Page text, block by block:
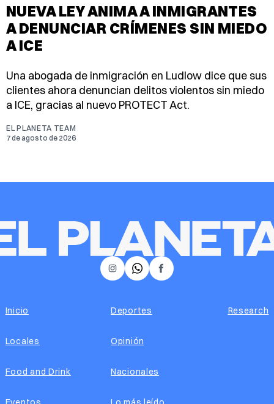
NUEVA LEY ANIMA A INMIGRANTES
A DENUNCIAR CRÍMENES SIN MIEDO
A ICE
Una abogada de inmigración en Ludlow dice que sus
clientes ahora denuncian delitos violentos sin miedo
a ICE, gracias al nuevo PROTECT Act.
EL PLANETA TEAM
7 de agosto de 2026
𝕏 Facebook
Instagram
Inicio
Locales
Food and Drink
Deportes
Opinión
Nacionales
Research